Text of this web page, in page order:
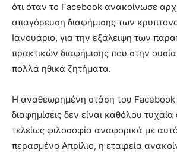
ότι όταν το Facebook ανακοίνωσε
απαγόρευση διαφήμισης των
Ιανουάριο, για την εξάλειψη των
πρακτικών διαφήμισης που στην ουσία
πολλά ηθικά ζητήματα.
Η αναθεωρημένη στάση του Facebook
διαφημίσεις δεν είναι καθόλου
τελείως φιλοσοφία αναφορικά με
περασμένο Απρίλιο, η εταιρεία